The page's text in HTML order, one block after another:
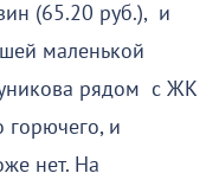
(65.20 руб.), и
маленькой
рядом с ЖК
горючего, и
нет. На